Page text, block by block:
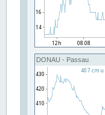
DONAU - Passau